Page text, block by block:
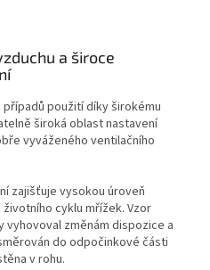
a široce
použití díky širokému
široká oblast nastavení
vyváženého ventilačního
zajišťuje vysokou úroveň
cyklu mřížek. Vzor
změnám dispozice a
do odpočinkové části
v rohu.